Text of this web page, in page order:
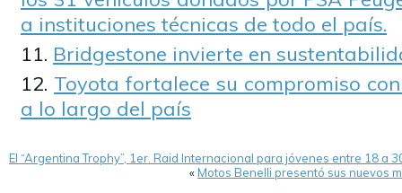
a instituciones técnicas de todo el país.
Bridgestone invierte en
Toyota fortalece su compromiso
a lo largo del país
El “Argentina Trophy”, 1er. Raid Internacional para jóvenes entre 18 a
«Motos Benelli presentó sus nuevos